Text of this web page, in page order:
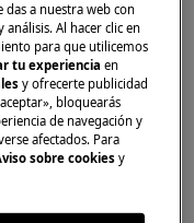
programa.
Servicio técnico
el
solicite la
a nuestra web con
análisis. Al hacer clic en
para que utilicemos
tu experienciaen
y ofrecerte publicidad
bloquearás
de navegación y
afectados. Para
sobre cookies y